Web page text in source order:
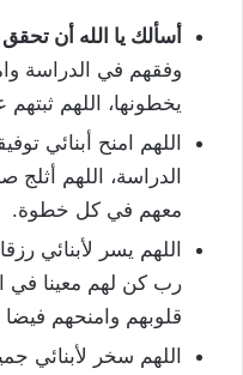
أسألك يا الله أن تحقق
وفقهم في الدراسة
يخطونها، اللهم
اللهم امنح أبنائي
الدراسة، اللهم
معهم في كل خطوة.
اللهم يسر لأبنائي
رب كن لهم معينا في
قلوبهم وامنحهم
اللهم سخر لأبنائي